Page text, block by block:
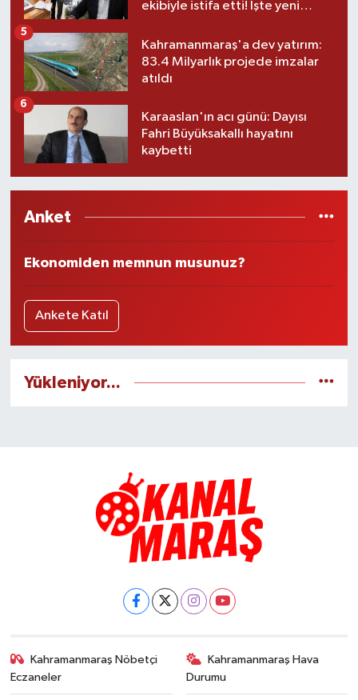
ekibiyle istifa etti! İşte yeni
Kahramanmaraş'a dev yatırım:
83.4 Milyarlık projede imzalar
atıldı
5
Karaaslan'ın acı günü: Dayısı
Fahri Büyüksakallı hayatını
kaybetti
6
Anket
Ekonomiden memnun musunuz?
Ankete Katıl
Yükleniyor...
Kahramanmaraş Nöbetçi
Eczaneler
Kahramanmaraş Hava
Durumu